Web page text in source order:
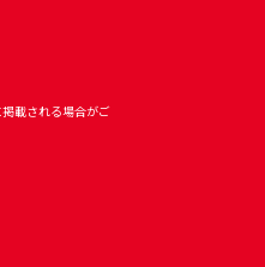
載される場合がご